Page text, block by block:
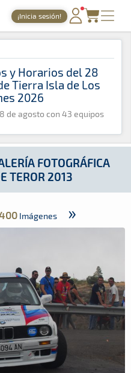
motor desde 1999
¡Inicia sesión!
PORTADA
TIEMPOS ONLINE
NOTICIAS
AGENDA
GALERÍAS
TIENDA
ARCHIVO
Galería Fotográfica Rallye
y Horarios del 28
Tierra Isla de Los
2026
de agosto con 43 equipos
FOTOGRÁFICA
TEROR 2013
Imágenes »